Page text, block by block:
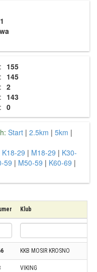
155
145
2
143
0
Start | 2.5km | 5km |
K18-29 | M18-29 | K30-
59 | M50-59 | K60-69 |
Klub
KKB MOSIR KROSNO
VIKING